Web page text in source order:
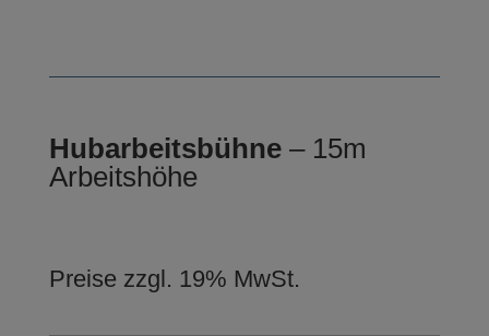
Hubarbeitsbühne– 15m
Arbeitshöhe
Preise zzgl. 19% MwSt.